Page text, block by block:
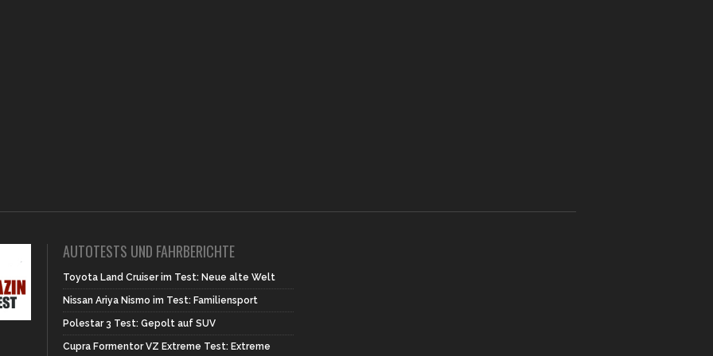
AUTOTESTS UND FAHRBERICHTE
Toyota Land Cruiser im Test: Neue alte Welt
Nissan Ariya Nismo im Test: Familiensport
Polestar 3 Test: Gepolt auf SUV
Cupra Formentor VZ Extreme Test: Extreme